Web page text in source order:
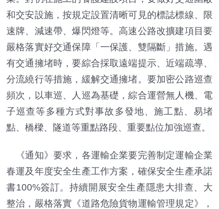
和交安設施，按規定設置清晰可見的標誌標線、限
速牌、減速帶、爆閃燈等。高速公路改擴建項目要
嚴格落實好交通保障「一保護、雙隔斷」措施。遇
有交通擁堵時，要綜合採取遠端提示、近端疏導、
分流繞行等措施，緩解交通擁堵。要加密公路巡查
頻次，以車巡、人巡為基礎，綜合運營無人機、電
子巡查等多種方式對事故多發地、施工點、易堵
點、橋樑、隧道等重點路段、重要點位加強巡查。
《通知》要求，各運輸企業要完善制定運輸企業
春運及年度安全生產工作方案，確保安全生產承諾
書100%簽訂。持續開展安全生產隱患大排查、大
整治，嚴格落實《道路危險貨物運輸管理規定》，